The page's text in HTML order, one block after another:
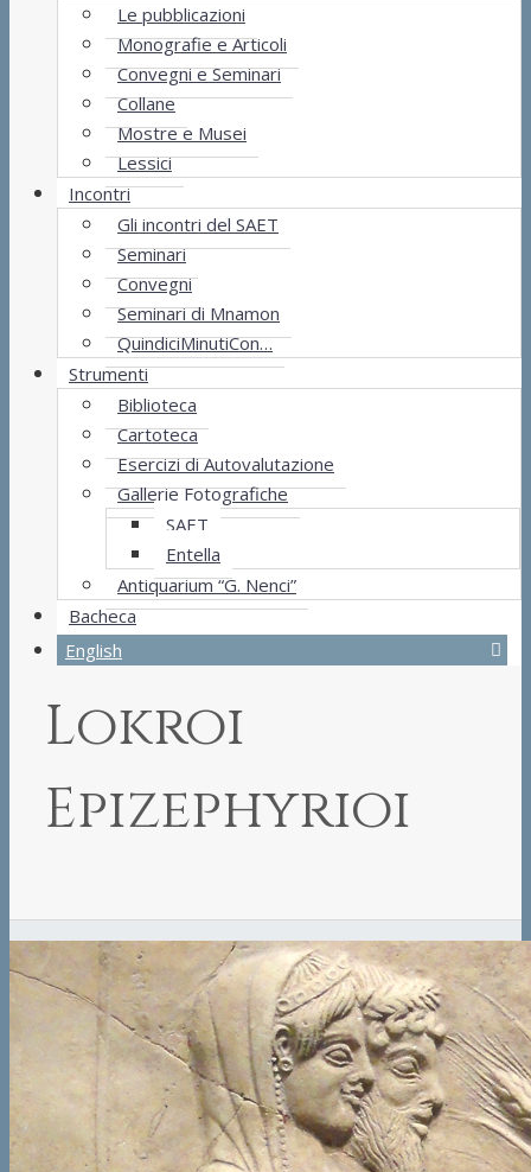
Le pubblicazioni
Monografie e Articoli
Convegni e Seminari
Collane
Mostre e Musei
Lessici
Incontri
Gli incontri del SAET
Seminari
Convegni
Seminari di Mnamon
QuindiciMinutiCon…
Strumenti
Biblioteca
Cartoteca
Esercizi di Autovalutazione
Gallerie Fotografiche
SAET
Entella
Antiquarium “G. Nenci”
Bacheca
English
Lokroi
Epizephyrioi